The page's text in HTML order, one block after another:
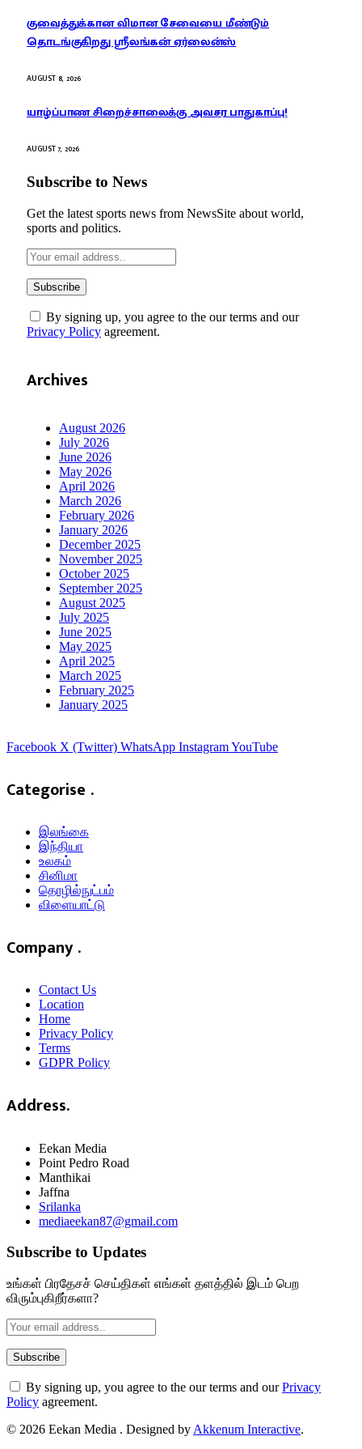
குவைத்துக்கான விமான சேவையை மீண்டும்
தொடங்குகிறது ஸ்ரீலங்கன் ஏர்லைன்ஸ்
AUGUST 8, 2026
யாழ்ப்பாண சிறைச்சாலைக்கு அவசர பாதுகாப்பு!
AUGUST 7, 2026
Subscribe to News
Get the latest sports news from NewsSite about world,
sports and politics.
By signing up, you agree to the our terms and our
Privacy Policy agreement.
Archives
August 2026
July 2026
June 2026
May 2026
April 2026
March 2026
February 2026
January 2026
December 2025
November 2025
October 2025
September 2025
August 2025
July 2025
June 2025
May 2025
April 2025
March 2025
February 2025
January 2025
Facebook X (Twitter) WhatsApp InstagramYouTube
Categorise .
இலங்கை
இந்தியா
உலகம்
சினிமா
தொழில்நுட்பம்
விளையாட்டு
Company .
Contact Us
Location
Home
Privacy Policy
Terms
GDPR Policy
Address.
Eekan Media
Point Pedro Road
Manthikai
Jaffna
Srilanka
mediaeekan87@gmail.com
Subscribe to Updates
உங்கள் பிரதேசச் செய்திகள் எங்கள் தளத்தில் இடம் பெற
விரும்புகிறீர்களா?
By signing up, you agree to the our terms and ourPrivacy
Policy agreement.
© 2026 Eekan Media . Designed by Akkenum Interactive.